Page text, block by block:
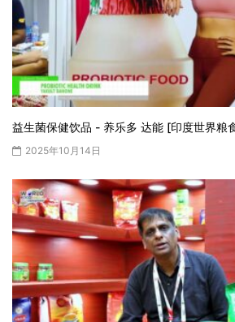
益生菌保健饮品 - 养乐多 达能 [印度世界粮
2025年10月14日